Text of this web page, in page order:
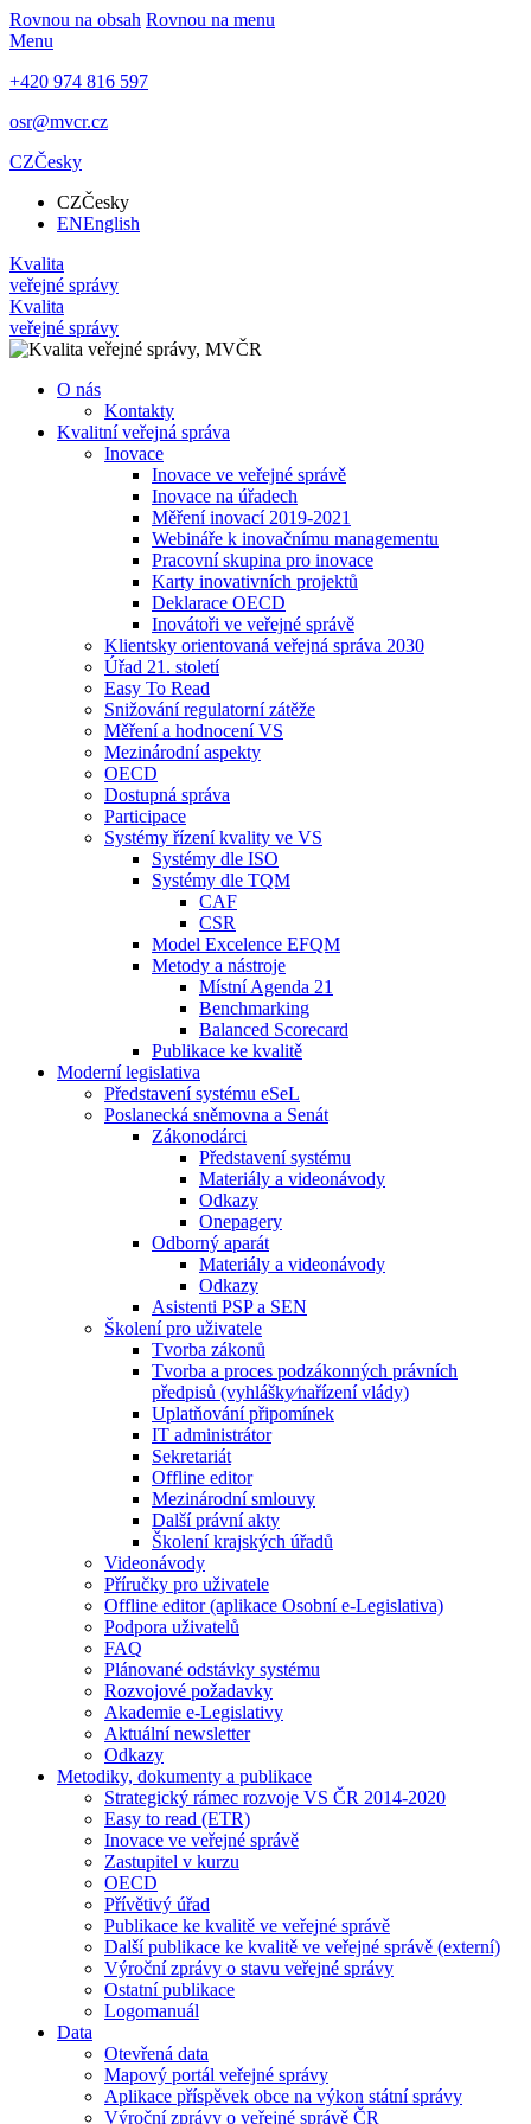
Rovnou na obsah Rovnou na menu
Menu
+420 974 816 597
osr@mvcr.cz
CZČesky
CZČesky
ENEnglish
Kvalita
veřejné správy
Kvalita
veřejné správy
O nás
Kontakty
Kvalitní veřejná správa
Inovace
Inovace ve veřejné správě
Inovace na úřadech
Měření inovací 2019-2021
Webináře k inovačnímu managementu
Pracovní skupina pro inovace
Karty inovativních projektů
Deklarace OECD
Inovátoři ve veřejné správě
Klientsky orientovaná veřejná správa 2030
Úřad 21. století
Easy To Read
Snižování regulatorní zátěže
Měření a hodnocení VS
Mezinárodní aspekty
OECD
Dostupná správa
Participace
Systémy řízení kvality ve VS
Systémy dle ISO
Systémy dle TQM
CAF
CSR
Model Excelence EFQM
Metody a nástroje
Místní Agenda 21
Benchmarking
Balanced Scorecard
Publikace ke kvalitě
Moderní legislativa
Představení systému eSeL
Poslanecká sněmovna a Senát
Zákonodárci
Představení systému
Materiály a videonávody
Odkazy
Onepagery
Odborný aparát
Materiály a videonávody
Odkazy
Asistenti PSP a SEN
Školení pro uživatele
Tvorba zákonů
Tvorba a proces podzákonných právních
předpisů (vyhlášky⁄nařízení vlády)
Uplatňování připomínek
IT administrátor
Sekretariát
Offline editor
Mezinárodní smlouvy
Další právní akty
Školení krajských úřadů
Videonávody
Příručky pro uživatele
Offline editor (aplikace Osobní e-Legislativa)
Podpora uživatelů
FAQ
Plánované odstávky systému
Rozvojové požadavky
Akademie e-Legislativy
Aktuální newsletter
Odkazy
Metodiky, dokumenty a publikace
Strategický rámec rozvoje VS ČR 2014-2020
Easy to read (ETR)
Inovace ve veřejné správě
Zastupitel v kurzu
OECD
Přívětivý úřad
Publikace ke kvalitě ve veřejné správě
Další publikace ke kvalitě ve veřejné správě (externí)
Výroční zprávy o stavu veřejné správy
Ostatní publikace
Logomanuál
Data
Otevřená data
Mapový portál veřejné správy
Aplikace příspěvek obce na výkon státní správy
Výroční zprávy o veřejné správě ČR